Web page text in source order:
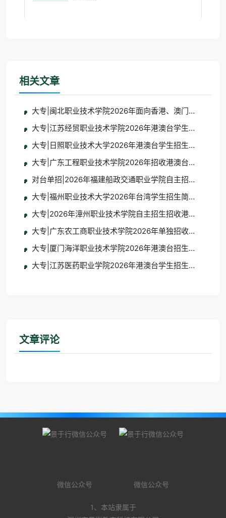
相关文章
大专|闽北职业技术学院2026年面向香港、澳门、台湾地
大专|江苏经贸职业技术学院2026年港澳台学生招生简章
大专|日照职业技术大学2026年港澳台学生招生简章
大专|广东工程职业技术学院2026年招收港澳台地区学生
对台单招|2026年福建船政交通职业学院自主招生招收台
大专|福州职业技术大学2026年台湾学生招生简章及报名表
大专|2026年漳州职业技术学院自主招生招收港澳台学生
大专|广东农工商职业技术学院2026年单独招收港澳台学
大专|厦门海洋职业技术学院2026年港澳台招生简章
大专|江苏医药职业学院2026年港澳台学生招生简章
文章评论
微信公众号 微信公众号
1、本站隶属于